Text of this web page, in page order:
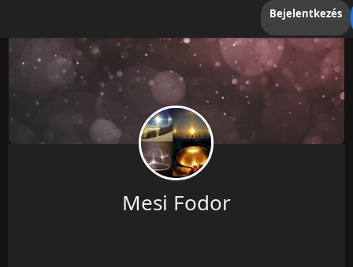
Bejelentkezés
Mesi Fodor